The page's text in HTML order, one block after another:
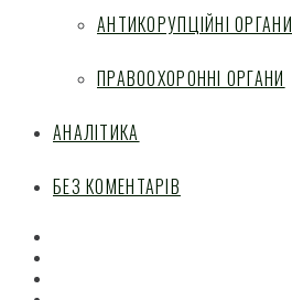
АНТИКОРУПЦІЙНІ ОРГАНИ
ПРАВООХОРОННІ ОРГАНИ
АНАЛІТИКА
БЕЗ КОМЕНТАРІВ